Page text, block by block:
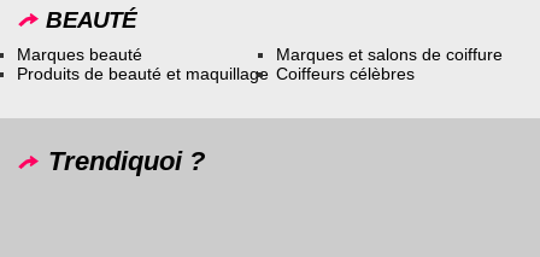
BEAUTÉ
Marques beauté
Produits de beauté et maquillage
Marques et salons de coiffure
Coiffeurs célèbres
Trendiquoi ?